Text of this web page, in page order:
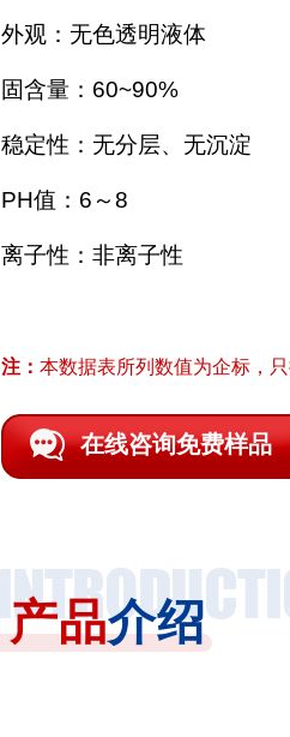
外观：无色透明液体
固含量：60~90%
稳定性：无分层、无沉淀
PH值：6～8
离子性：非离子性
注： 本数据表所列数值为企标，
在线咨询免费样品
产品介绍